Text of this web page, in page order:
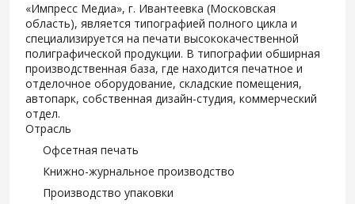
«Импресс Медиа», г. Ивантеевка (Московская
область), является типографией полного цикла и
специализируется на печати высококачественной
полиграфической продукции. В типографии обширная
производственная база, где находится печатное и
отделочное оборудование, складские помещения,
автопарк, собственная дизайн-студия, коммерческий
отдел.
Отрасль
Офсетная печать
Книжно-журнальное производство
Производство упаковки